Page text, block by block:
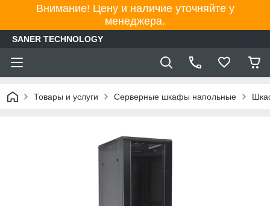
Внимание! Цену и наличие уточняйте у
менеджера.
SANER TECHNOLOGY
Товары и услуги Серверные шкафы напольные